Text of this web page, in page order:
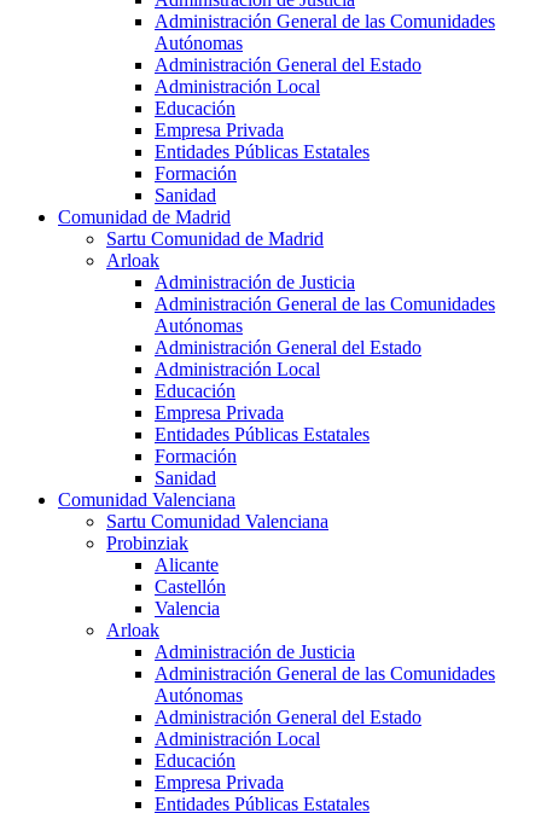
Administración General de las Comunidades
Autónomas
Administración General del Estado
Administración Local
Educación
Empresa Privada
Entidades Públicas Estatales
Formación
Sanidad
Comunidad de Madrid
Sartu Comunidad de Madrid
Arloak
Administración de Justicia
Administración General de las Comunidades
Autónomas
Administración General del Estado
Administración Local
Educación
Empresa Privada
Entidades Públicas Estatales
Formación
Sanidad
Comunidad Valenciana
Sartu Comunidad Valenciana
Probinziak
Alicante
Castellón
Valencia
Arloak
Administración de Justicia
Administración General de las Comunidades
Autónomas
Administración General del Estado
Administración Local
Educación
Empresa Privada
Entidades Públicas Estatales